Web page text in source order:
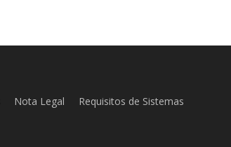
Nota Legal Requisitos de Sistemas